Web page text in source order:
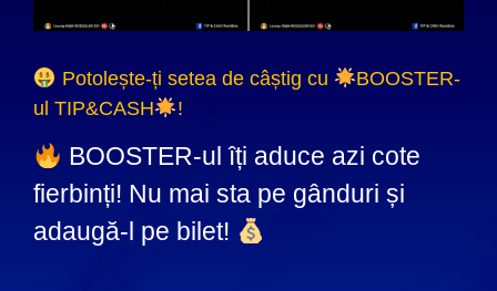
Potolește-ți setea de câștig cu
BOOSTER-
ul TIP&CASH
!
BOOSTER-ul îți aduce azi cote
fierbinți! Nu mai sta pe gânduri și
adaugă-l pe bilet!